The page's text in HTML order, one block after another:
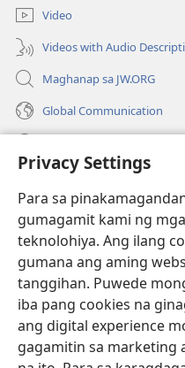
Privacy Settings
Para sa
gumagamit kami ng
teknolohiya. Ang ilang
gumana ang aming
tanggihan. Puwede
iba pang cookies na
ang digital experience
gagamitin sa marketing
bagong
window)
Video
Videos with Audio
Maghanap sa JW.ORG
Global Communication
(may
na
bagong
window)
Watchtower ONLINE
(may
bubukas
na
bagong
window)
JW Hub ®
(may
bubukas
bagong
window)
JW Library ®
Watchtower Library®